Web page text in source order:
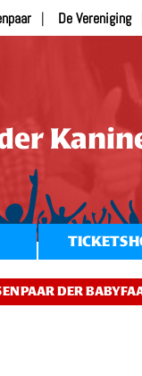
De Vereniging
DER